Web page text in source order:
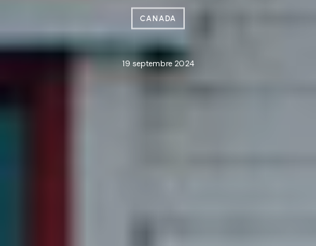
CANADA
19 septembre 2024